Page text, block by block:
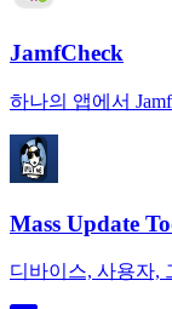
JamfCheck
하나의 앱에서
Mass Update
디바이스, 사용자,